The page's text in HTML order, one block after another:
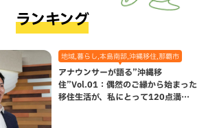
ランキング
地域,暮らし,本島南部,沖縄移住,那覇市
アナウンサーが語る”沖縄移
住”Vol.01：偶然のご縁から始まった
移住生活が、私にとって120点満点